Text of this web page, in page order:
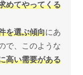
めてやってくる
を選ぶ傾向にあ
で、このような
高い需要がある